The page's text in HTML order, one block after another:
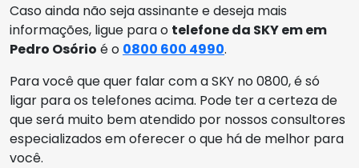
Caso ainda não seja assinante e deseja mais
informações, ligue para o telefone da SKY em em
Pedro Osório é o 0800 600 4990.
Para você que quer falar com a SKY no 0800, é só
ligar para os telefones acima. Pode ter a certeza de
que será muito bem atendido por nossos consultores
especializados em oferecer o que há de melhor para
você.